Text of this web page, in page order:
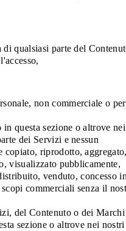
di qualsiasi parte del
non commerciale o per
questa sezione o altrove nei
dei Servizi e nessun
copiato, riprodotto,
visualizzato pubblicamente,
venduto, concesso
commerciali senza il
del Contenuto o dei Marchi
sezione o altrove nei nostri